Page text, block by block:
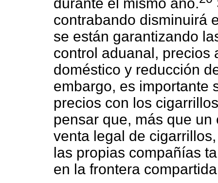
contrabando disminuirá
se están garantizando
control aduanal, precios
doméstico y reducción
embargo, es importante
precios con los
pensar que, más que
venta legal de
las propias compañías
en la frontera